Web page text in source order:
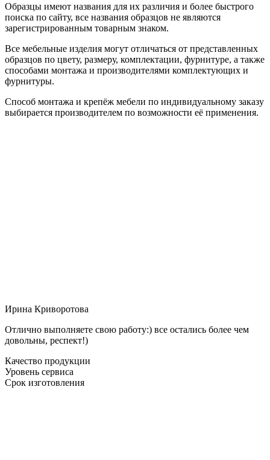
Образцы имеют названия для их различия и более быстрого
поиска по сайту, все названия образцов не являются
зарегистрированным товарным знаком.
Все мебельные изделия могут отличаться от представленных
образцов по цвету, размеру, комплектации, фурнитуре, а также
способами монтажа и производителями комплектующих и
фурнитуры.
Способ монтажа и крепёж мебели по индивидуальному заказу
выбирается производителем по возможности её применения.
Ирина Криворотова
Отлично выполняете свою работу:) все остались более чем
довольны, респект!)
Качество продукции
Уровень сервиса
Срок изготовления